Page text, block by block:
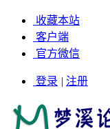
收藏本站
客户端
官方微信
登录 | 注册